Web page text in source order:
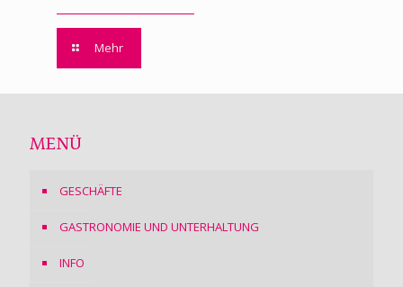
Mehr
MENÜ
GESCHÄFTE
GASTRONOMIE UND UNTERHALTUNG
INFO